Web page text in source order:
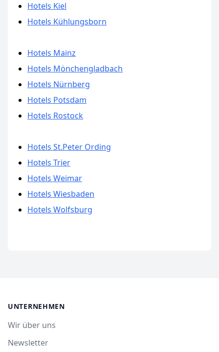
Hotels Kiel
Hotels Kühlungsborn
Hotels Mainz
Hotels Mönchengladbach
Hotels Nürnberg
Hotels Potsdam
Hotels Rostock
Hotels St.Peter Ording
Hotels Trier
Hotels Weimar
Hotels Wiesbaden
Hotels Wolfsburg
UNTERNEHMEN
Wir über uns
Newsletter